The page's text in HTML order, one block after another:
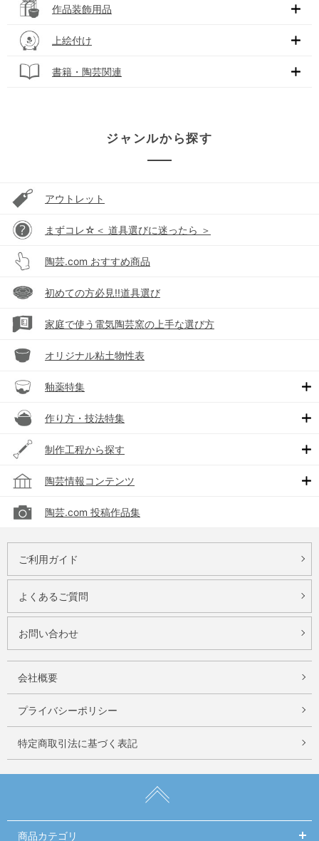
作品装飾用品
上絵付け
書籍・陶芸関連
ジャンルから探す
アウトレット
まずコレ☆＜ 道具選びに迷ったら ＞
陶芸.com おすすめ商品
初めての方必見!!道具選び
家庭で使う電気陶芸窯の上手な選び方
オリジナル粘土物性表
釉薬特集
作り方・技法特集
制作工程から探す
陶芸情報コンテンツ
陶芸.com 投稿作品集
ご利用ガイド
よくあるご質問
お問い合わせ
会社概要
プライバシーポリシー
特定商取引法に基づく表記
商品カテゴリ